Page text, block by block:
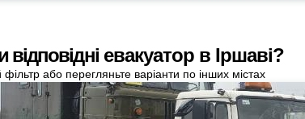
відповідні евакуатор в Іршаві?
або перегляньте варіанти по інших містах